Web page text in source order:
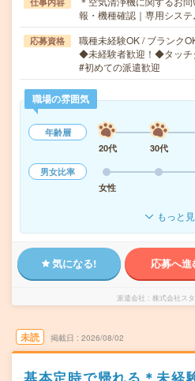
報・機種確認｜専用シス
応募資格
職種未経験OK / ブランク
◆未経験者歓迎！◆タッチ
#初めての派遣歓迎
職場の雰囲気
年齢層
20代
30代
男女比率
女性
もっと
気になる! 応募へ進
派遣会社 株式会社ス
未読 掲載日 2026/08/02
基本定時で帰れる＊未経